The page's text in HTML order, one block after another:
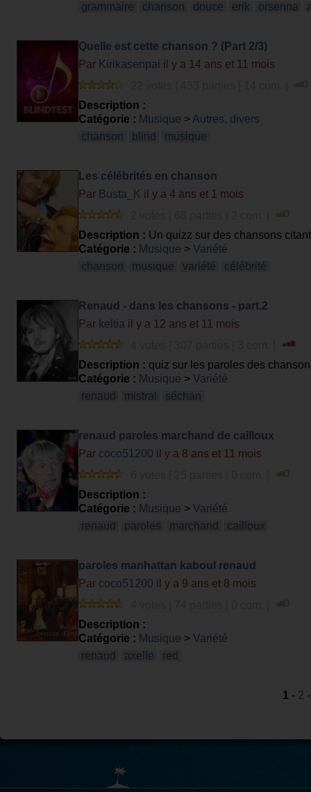
grammaire
chanson douce erik orsenna
Quelle est cette chanson ? (Part 2/3)
Par Kirikasenpai il y a 14 ans et 11 mois
Description :
Catégorie : Musique > Autres, divers
chanson
blind musique
Les célébrités en chanson
Par Busta_K il y a 4 ans et 1 mois
Description : Un quizz sur des chansons
Catégorie : Musique > Variété
chanson
musique variété célébrité
Renaud - dans les chansons - part.2
Par keltia il y a 12 ans et 11 mois
Description : quiz sur les paroles des
Catégorie : Musique > Variété
renaud
mistral séchan
renaud paroles marchand de cailloux
Par coco51200 il y a 8 ans et 11 mois
Description :
Catégorie : Musique > Variété
renaud
paroles marchand cailloux
paroles manhattan kaboul renaud
Par coco51200 il y a 9 ans et 8 mois
Description :
Catégorie : Musique > Variété
renaud
axelle red
1 - 2